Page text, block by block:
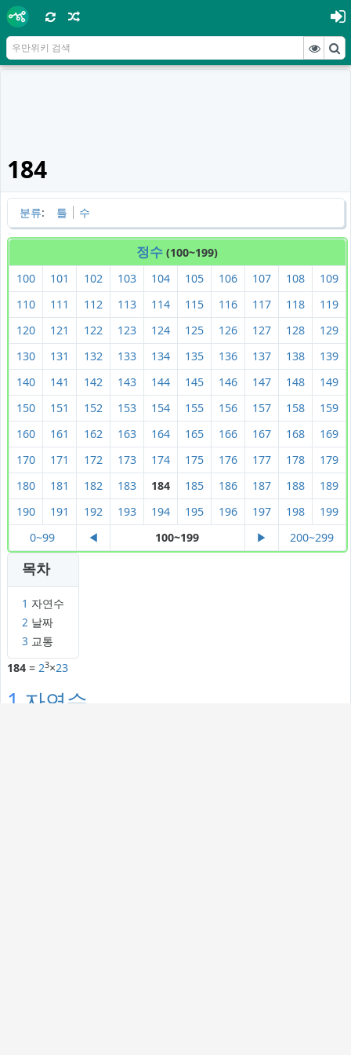
184
분류: 틀 수
정수 (100~199)
100
101 102 103 104 105 106 107 108
109
110
111 112 113 114 115 116 117 118
119
120
121 122 123 124 125 126 127 128
129
130
131 132 133 134 135 136 137 138
139
140
141 142 143 144 145 146 147 148
149
150
151 152 153 154 155 156 157 158
159
160
161 162 163 164 165 166 167 168
169
170
171 172 173 174 175 176 177 178
179
180
181 182 183 184 185 186 187 188
189
190
191 192 193 194 195 196 197 198
199
0~99
◀ 100~199 ▶ 200~299
목차
1 자연수
2 날짜
3 교통
184= 23×23
1 자연수